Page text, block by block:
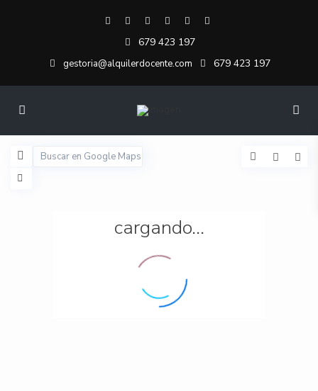
679 423 197
gestoria@alquilerdocente.com 679 423 197
cargando...